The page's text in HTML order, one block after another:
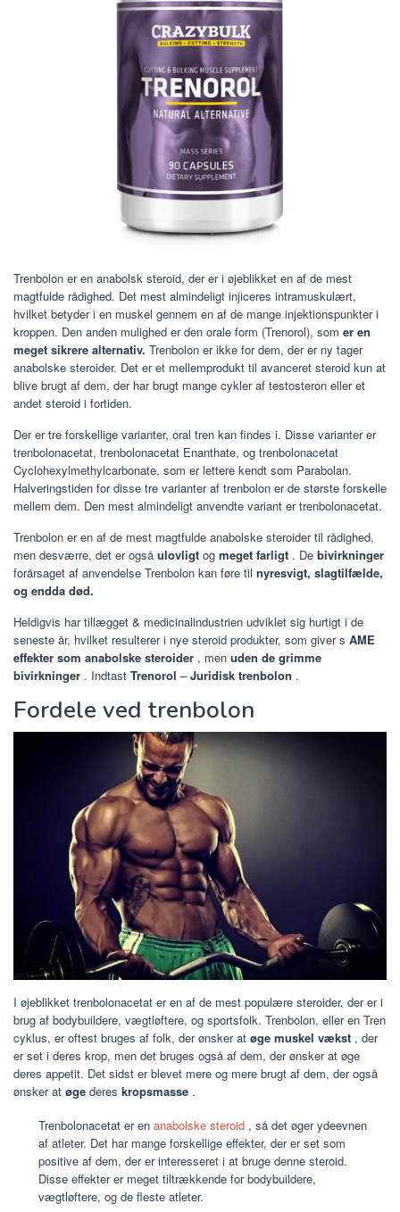
Trenbolon er en anabolsk steroid, der er i øjeblikket en af de mest
magtfulde rådighed. Det mest almindeligt injiceres intramuskulært,
hvilket betyder i en muskel gennem en af de mange injektionspunkter i
kroppen. Den anden mulighed er den orale form (Trenorol), som er en
meget sikrere alternativ. Trenbolon er ikke for dem, der er ny tager
anabolske steroider. Det er et mellemprodukt til avanceret steroid kun at
blive brugt af dem, der har brugt mange cykler af testosteron eller et
andet steroid i fortiden.
Der er tre forskellige varianter, oral tren kan findes i. Disse varianter er
trenbolonacetat, trenbolonacetat Enanthate, og trenbolonacetat
Cyclohexylmethylcarbonate, som er lettere kendt som Parabolan.
Halveringstiden for disse tre varianter af trenbolon er de største forskelle
mellem dem. Den mest almindeligt anvendte variant er trenbolonacetat.
Trenbolon er en af de mest magtfulde anabolske steroider til rådighed,
men desværre, det er også ulovligt og meget farligt . De bivirkninger
forårsaget af anvendelse Trenbolon kan føre til nyresvigt, slagtilfælde,
og endda død.
Heldigvis har tillægget & medicinalindustrien udviklet sig hurtigt i de
seneste år, hvilket resulterer i nye steroid produkter, som giver s AME
effekter som anabolske steroider , men uden de grimme
bivirkninger . Indtast Trenorol –Juridisk trenbolon .
Fordele ved trenbolon
I øjeblikket trenbolonacetat er en af de mest populære steroider, der er i
brug af bodybuildere, vægtløftere, og sportsfolk. Trenbolon, eller en Tren
cyklus, er oftest bruges af folk, der ønsker at øge muskel vækst , der
er set i deres krop, men det bruges også af dem, der ønsker at øge
deres appetit. Det sidst er blevet mere og mere brugt af dem, der også
ønsker at øge deres kropsmasse .
Trenbolonacetat er en anabolske steroid , så det øger ydeevnen
af atleter. Det har mange forskellige effekter, der er set som
positive af dem, der er interesseret i at bruge denne steroid.
Disse effekter er meget tiltrækkende for bodybuildere,
vægtløftere, og de fleste atleter.